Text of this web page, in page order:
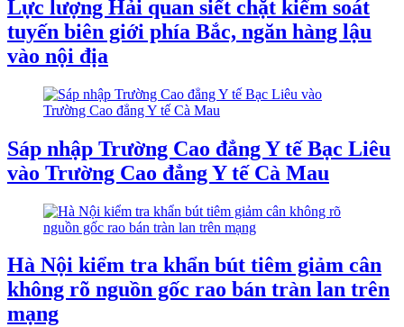
Lực lượng Hải quan siết chặt kiểm soát
tuyến biên giới phía Bắc, ngăn hàng lậu
vào nội địa
Sáp nhập Trường Cao đẳng Y tế Bạc Liêu
vào Trường Cao đẳng Y tế Cà Mau
Hà Nội kiểm tra khẩn bút tiêm giảm cân
không rõ nguồn gốc rao bán tràn lan trên
mạng